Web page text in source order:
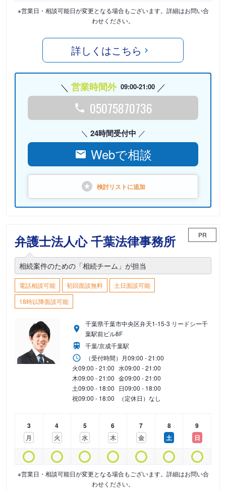
※営業日・相談可能日が変更となる場合もございます。詳細はお問い合
わせください。
詳しくはこちら
営業時間外 09:00-21:00
05075870736
24時間受付中
Webで相談
検討リストに追加
弁護士法人心 千葉法律事務所 PR
相続案件のための「相続チーム」が担当
電話相談可能 初回面談無料
土日面談可能
18時以降面談可能
千葉県千葉市中央区弁天1-15-3 リードシー千
葉駅前ビル8F
千葉/京成千葉駅
（受付時間） 月09:00 - 21:00
火09:00 - 21:00 水09:00 - 21:00
木09:00 - 21:00 金09:00 - 21:00
土09:00 - 18:00 日09:00 - 18:00
祝09:00 - 18:00 （定休日）なし
3
月
4
火
5
水
6
木
7
金
8
土
9
日
※営業日・相談可能日が変更となる場合もございます。詳細はお問い合
わせください。